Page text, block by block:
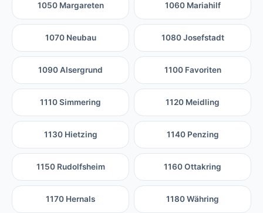
1050 Margareten 1060 Mariahilf
1070 Neubau 1080 Josefstadt
1090 Alsergrund 1100 Favoriten
1110 Simmering 1120 Meidling
1130 Hietzing 1140 Penzing
1150 Rudolfsheim 1160 Ottakring
1170 Hernals 1180 Währing